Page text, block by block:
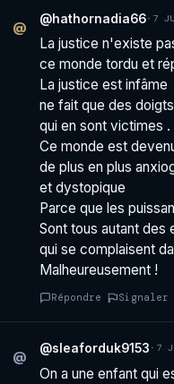
@
@hathornadia66· 7
La justice n'existe
ce monde tordu et
La justice est infâme
ne fait que des
qui en sont victimes .
Ce monde est
de plus en plus
et dystopique
Parce que les
Sont tous autant des
qui se complaisent
Malheureusement !
Répondre Signaler
@
@sleaforduk9153 · 7
On a une enfant qui